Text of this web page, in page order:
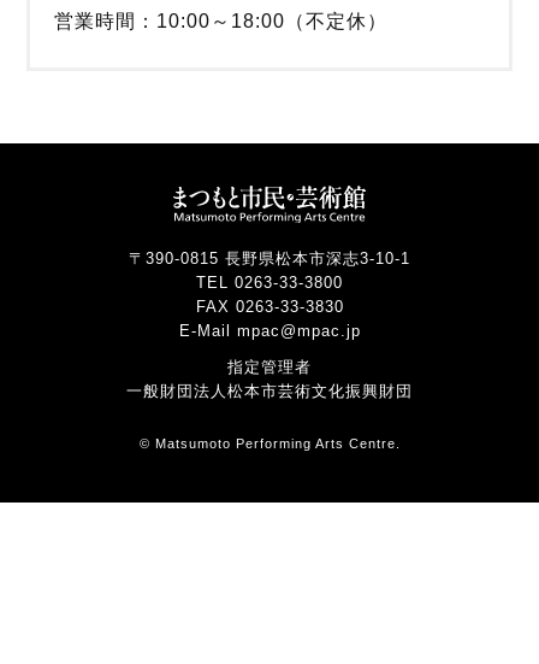
営業時間：10:00～18:00（不定休）
〒390-0815 長野県松本市深志3-10-1
TEL 0263-33-3800
FAX 0263-33-3830
E-Mail mpac@mpac.jp
指定管理者
一般財団法人松本市芸術文化振興財団
© Matsumoto Performing Arts Centre.